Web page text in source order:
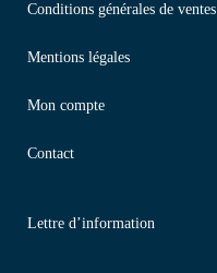
Conditions générales de ventes
Mentions légales
Mon compte
Contact
Lettre d’information